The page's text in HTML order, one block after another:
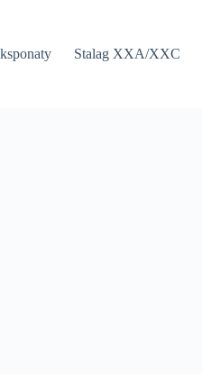
Stalag XXA/XXC